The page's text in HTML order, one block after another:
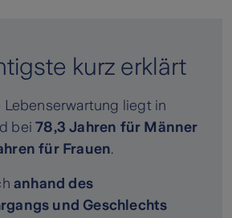
kurz erklärt
Lebenserwartung liegt in
bei78,3 Jahren für Männer
für Frauen.
anhand des
und Geschlechts